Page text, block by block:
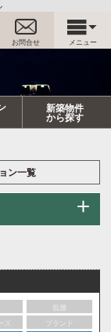
お問合せ メニュー
新築物件
から探す
ン一覧
低層
ズ
ブランド